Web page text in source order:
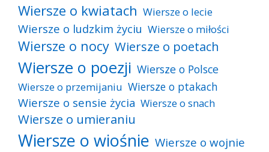
Wiersze o kwiatach Wiersze o lecie
Wiersze o ludzkim życiu Wiersze o miłości
Wiersze o nocy Wiersze o poetach
Wiersze o poezji Wiersze o Polsce
Wiersze o przemijaniu Wiersze o ptakach
Wiersze o sensie życia Wiersze o snach
Wiersze o umieraniu
Wiersze o wiośnie Wiersze o wojnie